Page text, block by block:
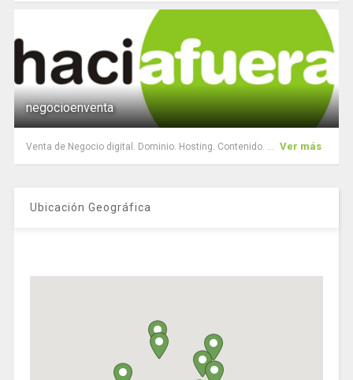
negocioenventa
Venta de Negocio digital. Dominio. Hosting. Contenido. ... Ver más
Ubicación Geográfica